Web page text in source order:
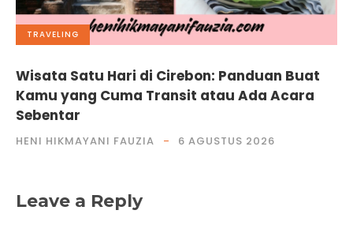
TRAVELING
Wisata Satu Hari di Cirebon: Panduan Buat
Kamu yang Cuma Transit atau Ada Acara
Sebentar
HENI HIKMAYANI FAUZIA 6 AGUSTUS 2026
Leave a Reply